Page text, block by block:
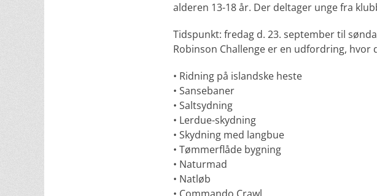
alderen 13-18 år. Der deltager unge fra
Tidspunkt: fredag d. 23. september til
Robinson Challenge er en udfordring, hvor
• Ridning på islandske heste
• Sansebaner
• Saltsydning
• Lerdue-skydning
• Skydning med langbue
• Tømmerflåde bygning
• Naturmad
• Natløb